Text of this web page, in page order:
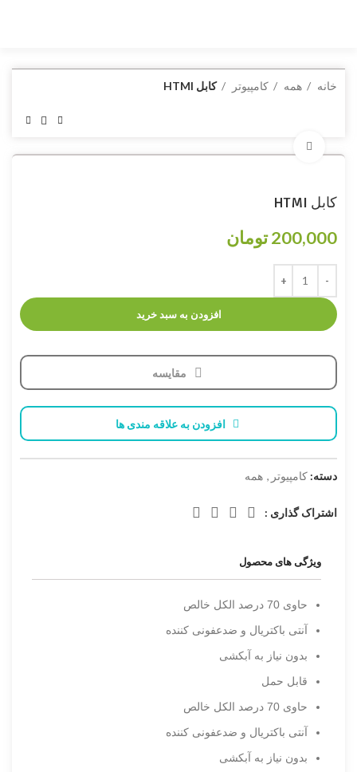
خانه همه کامپیوتر کابل HTMI
کابل HTMI
200,000تومان
افزودن به سبد خرید
مقایسه
افزودن به علاقه مندی ها
دسته: کامپیوتر , همه
اشتراک گذاری :
ویژگی های محصول
حاوی 70 درصد الکل خالص
آنتی باکتریال و ضدعفونی کننده
بدون نیاز به آبکشی
قابل حمل
حاوی 70 درصد الکل خالص
آنتی باکتریال و ضدعفونی کننده
بدون نیاز به آبکشی